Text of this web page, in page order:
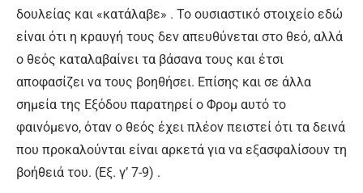
δουλείας και «κατάλαβε» . Το ουσιαστικό στοιχείο εδώ
είναι ότι η κραυγή τους δεν απευθύνεται στο θεό, αλλά
ο θεός καταλαβαίνει τα βάσανα τους και έτσι
αποφασίζει να τους βοηθήσει. Επίσης και σε άλλα
σημεία της Εξόδου παρατηρεί ο Φρομ αυτό το
φαινόμενο, όταν ο θεός έχει πλέον πειστεί ότι τα δεινά
που προκαλούνται είναι αρκετά για να εξασφαλίσουν τη
βοήθειά του. (Εξ. γ’ 7-9) .